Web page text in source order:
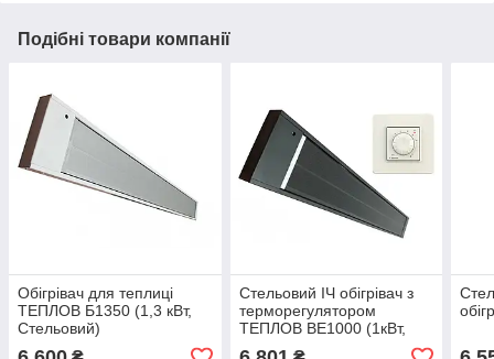
Подібні товари компанії
Обігрівач для теплиці
ТЕПЛОВ Б1350 (1,3 кВт,
Стельовий)
Стельовий ІЧ обігрівач з
терморегулятором
ТЕПЛОВ ВЕ1000 (1кВт,
Чорний)